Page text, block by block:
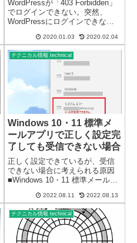
WordPressが「403 Forbidden」
でログインできない。突然、
WordPressにログインできなく
サイトを使用しているのです
が、全てにログインできない状
態です。FTPは接続できるよう
2020.01.03 2020.02.04
テクニカル情報 technical
Windows 10・11 標準メ
ールアプリで正しく設定完
了しても受信できない場合
正しく設定できているが、受信
できない場合に考えられる原因
■Windows 10・11 標準メールア
バシーとセキュリティの設定で
メールのアクセスを拒否してい
るとシステムエラーで、受信で
きない場合があります。（Yah...
2022.08.11 2022.08.13
テクニカル情報 technical